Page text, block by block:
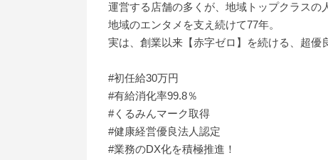
運営する店舗の多くが、地域トップクラス
地域のエンタメを支え続けて77年。
実は、創業以来【赤字ゼロ】を続ける、超優
#初任給30万円
#有給消化率99.8％
#くるみんマーク取得
#健康経営優良法人認定
#業務のDX化を積極推進！